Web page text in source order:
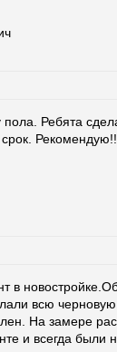
пола. Ребята
срок.
в
всю черновую
На замере
и всегда были